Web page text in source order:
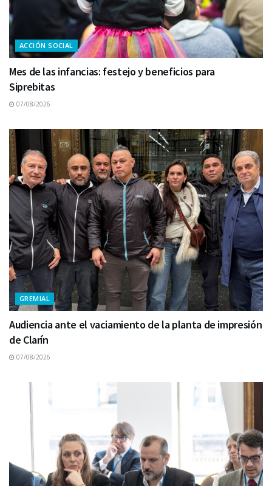
ACCIÓN SOCIAL
Mes de las infancias: festejo y beneficios para
Siprebitas
07/08/2026
GREMIAL
Audiencia ante el vaciamiento de la planta de impresión
de Clarín
07/08/2026